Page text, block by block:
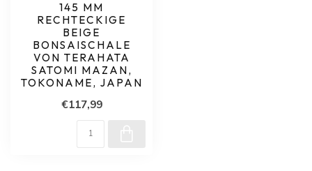
145 MM
RECHTECKIGE
BEIGE
BONSAISCHALE
VON TERAHATA
SATOMI MAZAN,
TOKONAME, JAPAN
€117,99